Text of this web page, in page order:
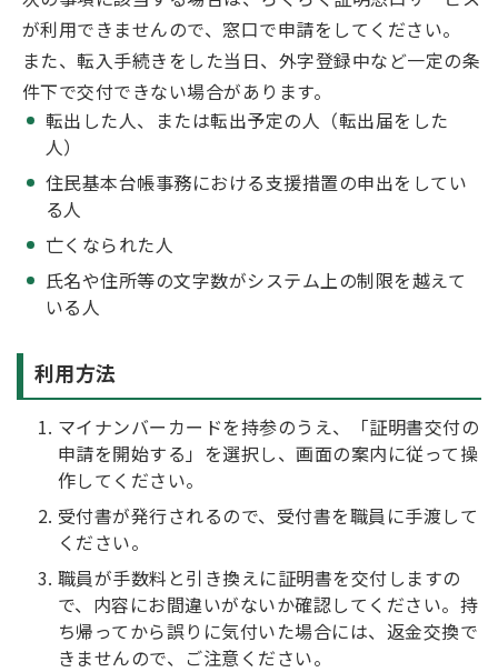
が利用できませんので、窓口で申請をしてください。
また、転入手続きをした当日、外字登録中など一定の条
件下で交付できない場合があります。
転出した人、または転出予定の人（転出届をした
人）
住民基本台帳事務における支援措置の申出をしてい
る人
亡くなられた人
氏名や住所等の文字数がシステム上の制限を越えて
いる人
利用方法
マイナンバーカードを持参のうえ、「証明書交付の
申請を開始する」を選択し、画面の案内に従って操
作してください。
受付書が発行されるので、受付書を職員に手渡して
ください。
職員が手数料と引き換えに証明書を交付しますの
で、内容にお間違いがないか確認してください。持
ち帰ってから誤りに気付いた場合には、返金交換で
きませんので、ご注意ください。